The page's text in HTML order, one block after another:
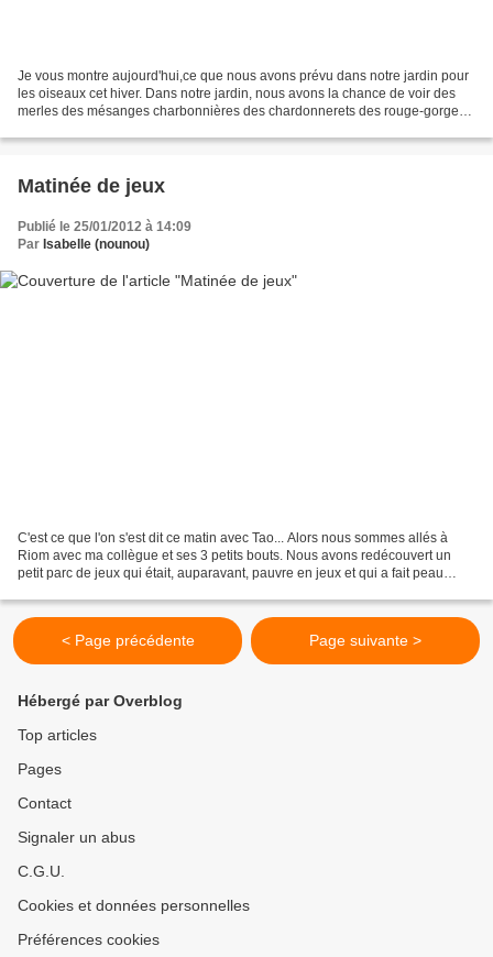
Je vous montre aujourd'hui,ce que nous avons prévu dans notre jardin pour
les oiseaux cet hiver. Dans notre jardin, nous avons la chance de voir des
merles des mésanges charbonnières des chardonnerets des rouge-gorges
Matinée de jeux
Publié le 25/01/2012 à 14:09
Par Isabelle (nounou)
C'est ce que l'on s'est dit ce matin avec Tao... Alors nous sommes allés à
Riom avec ma collègue et ses 3 petits bouts. Nous avons redécouvert un
petit parc de jeux qui était, auparavant, pauvre en jeux et qui a fait peau
< Page précédente Page suivante >
Hébergé par Overblog
Top articles
Pages
Contact
Signaler un abus
C.G.U.
Cookies et données personnelles
Préférences cookies